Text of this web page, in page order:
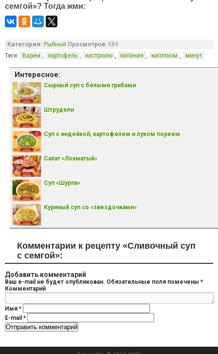
семгой»? Тогда жми:
Категория: Рыбный Просмотров: 589
Теги: Варим , картофель , кастрюлю , кипения , кипятком , минут
Интересное:
Сырный суп с белыми грибами
Штрудели
Суп с индейкой, картофелем и луком пореем
Салат «Лохматый»
Суп «Шурпа»
Куриный суп со «звездочками»
Комментарии к рецепту «Сливочный суп
с семгой»:
Добавить комментарий
Ваш e-mail не будет опубликован. Обязательные поля помечены *
Комментарий
Имя *
E-mail *